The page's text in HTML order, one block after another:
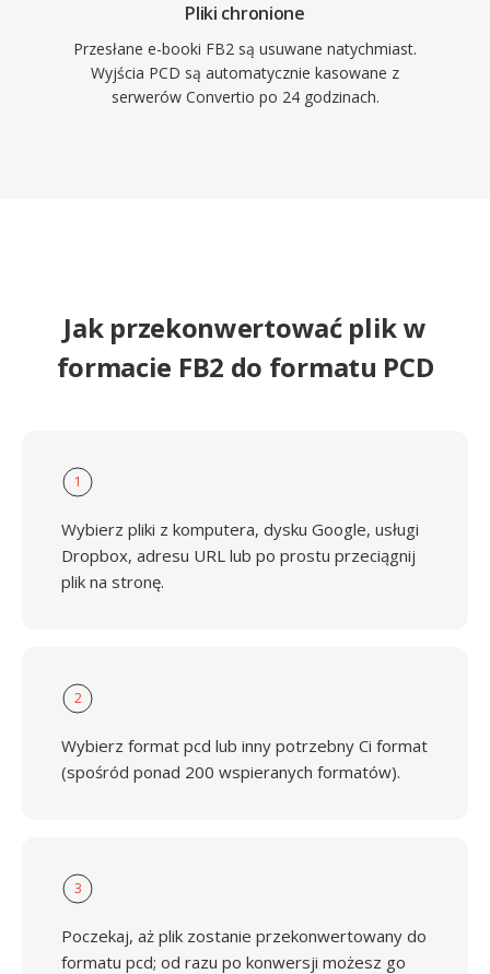
Pliki chronione
Przesłane e-booki FB2 są usuwane natychmiast.
Wyjścia PCD są automatycznie kasowane z
serwerów Convertio po 24 godzinach.
Jak przekonwertować plik w
formacie FB2 do formatu PCD
1
Wybierz pliki z komputera, dysku Google, usługi
Dropbox, adresu URL lub po prostu przeciągnij
plik na stronę.
2
Wybierz format pcd lub inny potrzebny Ci format
(spośród ponad 200 wspieranych formatów).
3
Poczekaj, aż plik zostanie przekonwertowany do
formatu pcd; od razu po konwersji możesz go